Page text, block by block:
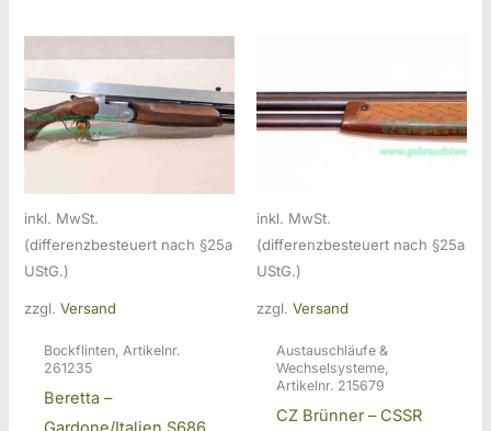
inkl. MwSt.
(differenzbesteuert nach §25a
UStG.)
zzgl.Versand
Bockflinten, Artikelnr.
261235
Beretta –
inkl. MwSt.
(differenzbesteuert nach §25a
UStG.)
zzgl. Versand
Austauschläufe &
Wechselsysteme,
Artikelnr. 215679
CZ Brünner – CSSR